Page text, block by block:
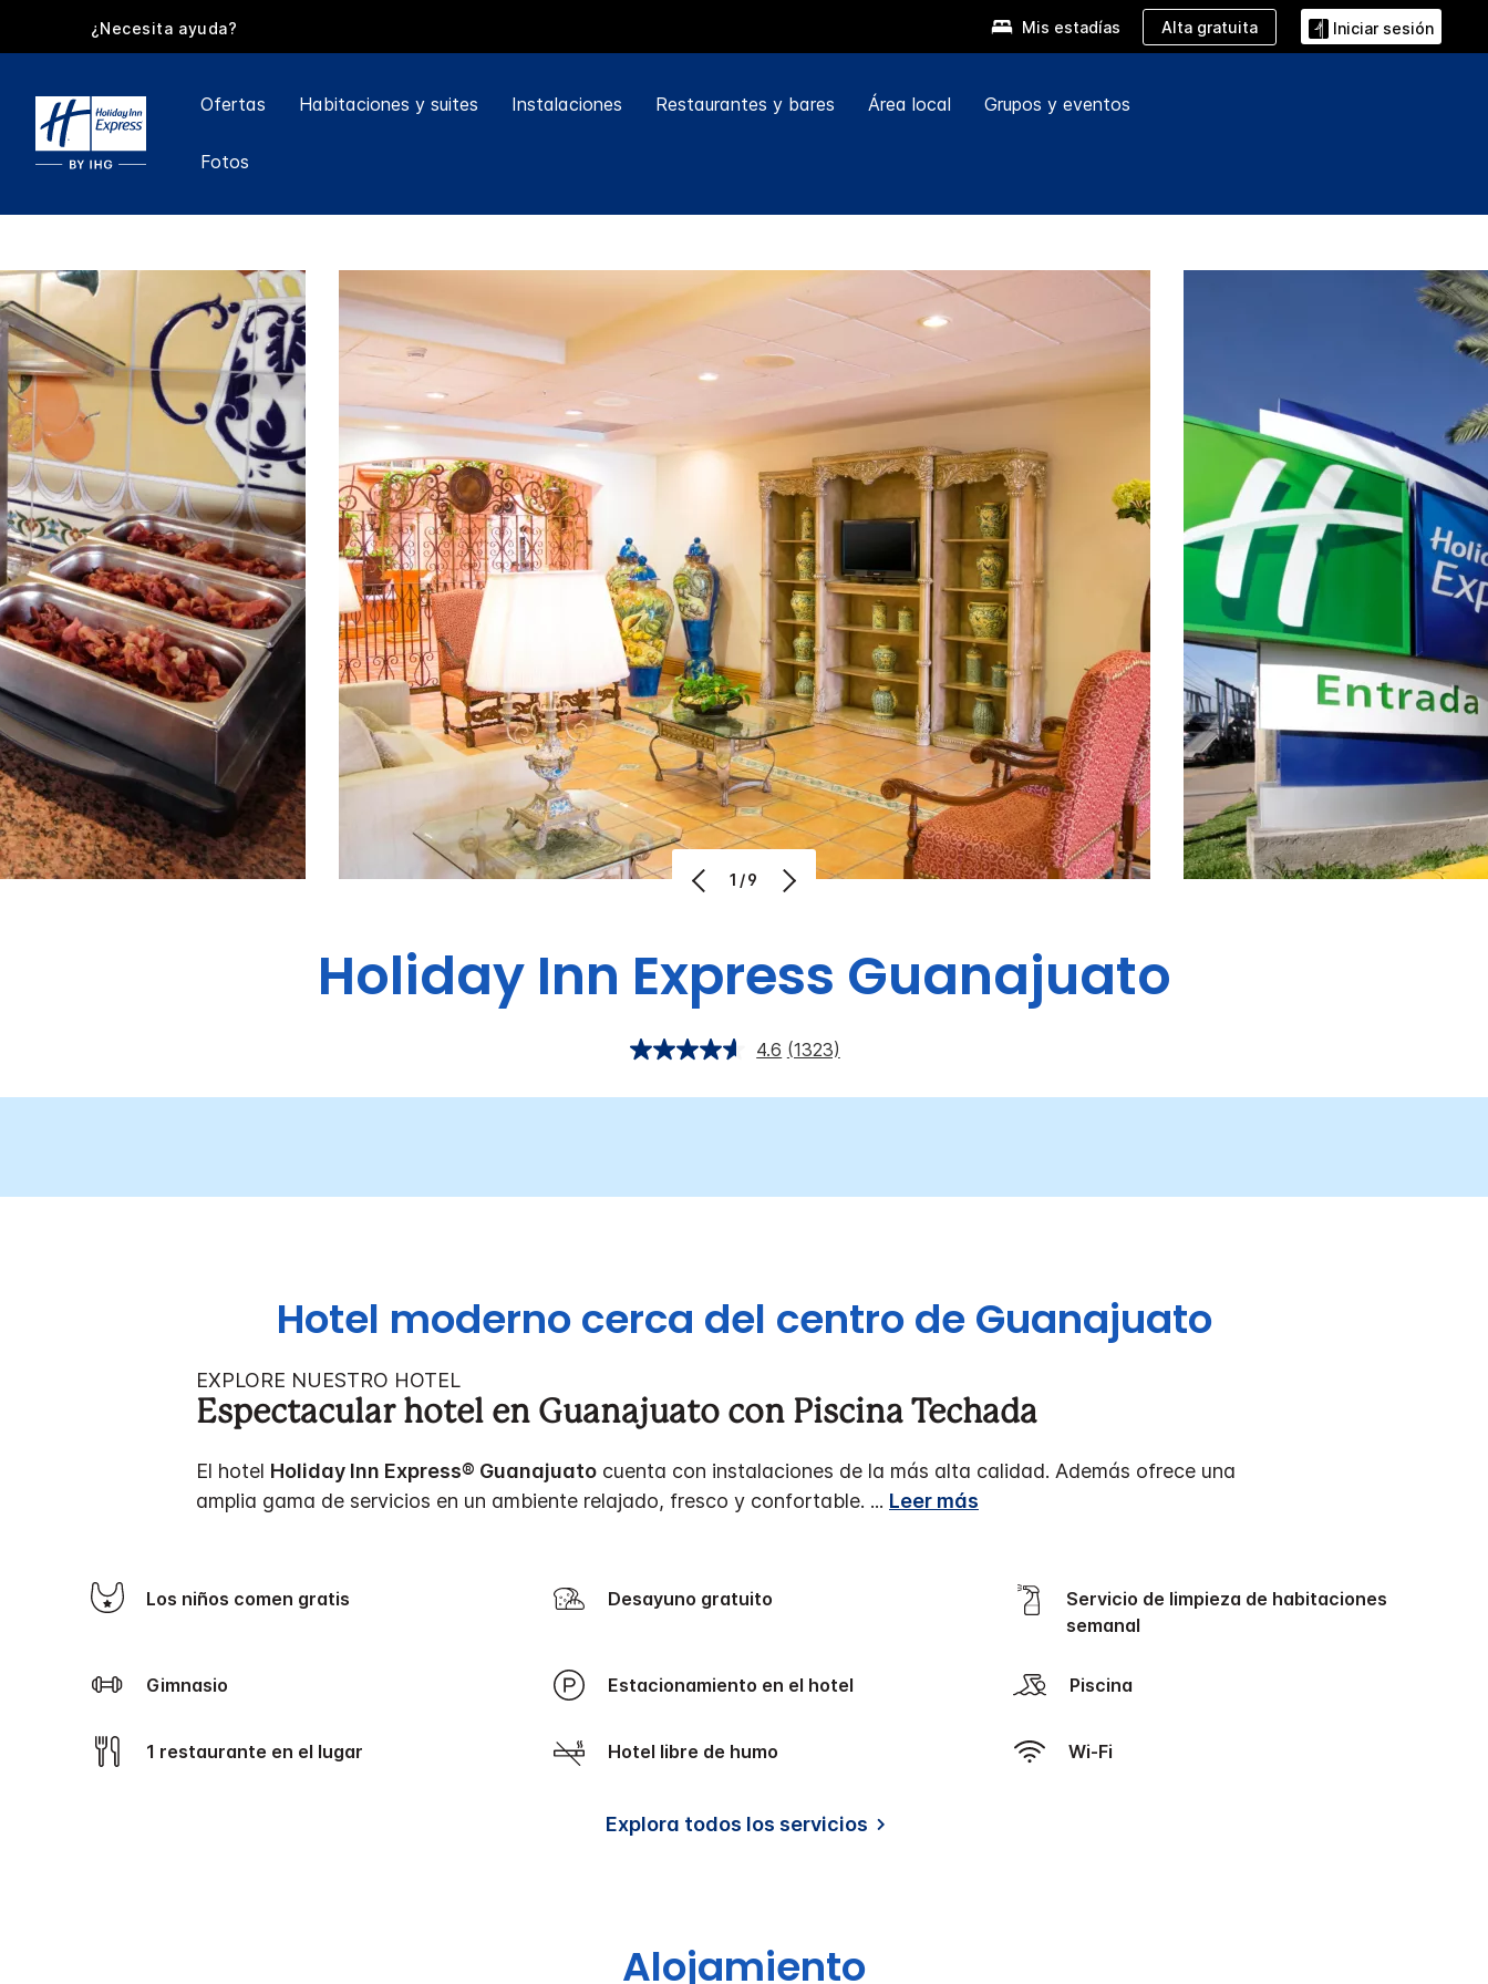
¿Necesita ayuda? Mis estadías Alta gratuita Iniciar sesión
Ofertas Habitaciones y suites Instalaciones Restaurantes y bares Área local Grupos y eventos
Fotos
1/9
Holiday Inn Express Guanajuato
4.6 (1323)
Hotel moderno cerca del centro de Guanajuato
EXPLORE NUESTRO HOTEL
Espectacular hotel en Guanajuato con Piscina Techada
El hotel Holiday Inn Express® Guanajuato cuenta con instalaciones de la más alta calidad. Además ofrece una
amplia gama de servicios en un ambiente relajado, fresco y confortable. ... Leer más
Los niños comen gratis Desayuno gratuito
Servicio de limpieza de habitaciones
semanal
Gimnasio Estacionamiento en el hotel Piscina
1 restaurante en el lugar Hotel libre de humo Wi-Fi
Explora todos los servicios
Alojamiento